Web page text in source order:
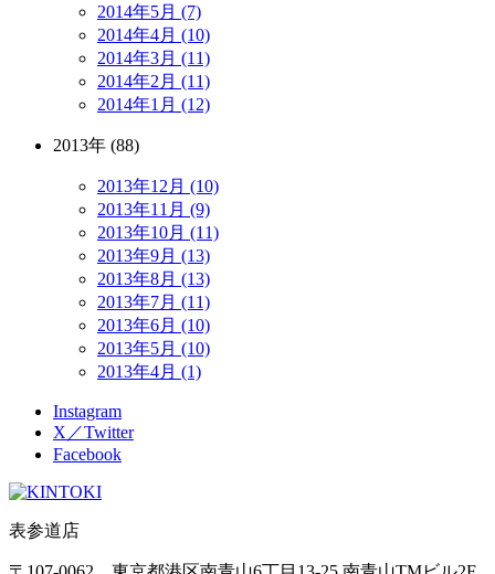
2014年5月 (7)
2014年4月 (10)
2014年3月 (11)
2014年2月 (11)
2014年1月 (12)
2013年 (88)
2013年12月 (10)
2013年11月 (9)
2013年10月 (11)
2013年9月 (13)
2013年8月 (13)
2013年7月 (11)
2013年6月 (10)
2013年5月 (10)
2013年4月 (1)
Instagram
X／Twitter
Facebook
表参道店